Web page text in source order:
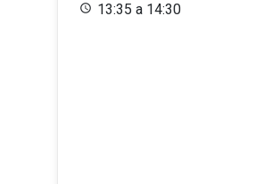
13:35 a 14:30